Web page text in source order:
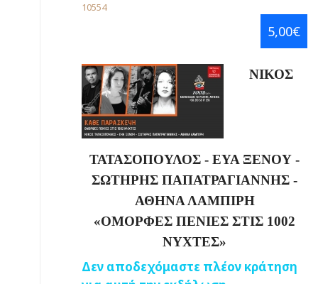
10554
5,00€
ΝΙΚΟΣ
ΤΑΤΑΣΟΠΟΥΛΟΣ - ΕΥΑ ΞΕΝΟΥ -
ΣΩΤΗΡΗΣ ΠΑΠΑΤΡΑΓΙΑΝΝΗΣ -
ΑΘΗΝΑ ΛΑΜΠΙΡΗ
«ΟΜΟΡΦΕΣ ΠΕΝΙΕΣ ΣΤΙΣ 1002
ΝΥΧΤΕΣ»
Δεν αποδεχόμαστε πλέον κράτηση